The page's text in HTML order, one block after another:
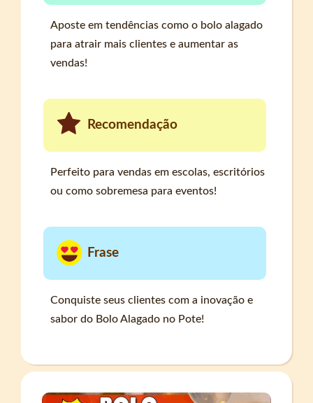
Aposte em tendências como o bolo alagado
para atrair mais clientes e aumentar as
vendas!
Recomendação
Perfeito para vendas em escolas, escritórios
ou como sobremesa para eventos!
Frase
Conquiste seus clientes com a inovação e
sabor do Bolo Alagado no Pote!